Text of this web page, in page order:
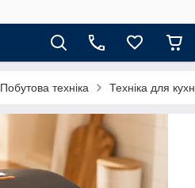
Побутова техніка Техніка для